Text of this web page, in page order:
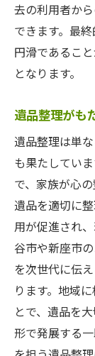
去の利用者か
できます。最
円滑であるこ
となります。
遺品整理がも
遺品整理は単
も果たしてい
で、家族が心
遺品を適切に
用が促進され
谷市や新座市
を次世代に伝
ります。地域
とで、遺品を
形で発展する